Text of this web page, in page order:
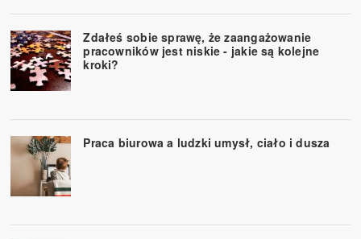
Zdałeś sobie sprawę, że zaangażowanie
pracowników jest niskie - jakie są kolejne
kroki?
Praca biurowa a ludzki umysł, ciało i dusza